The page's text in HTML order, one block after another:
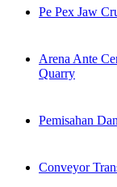
Pe Pex Jaw
Arena Ante
Quarry
Pemisahan
Conveyor